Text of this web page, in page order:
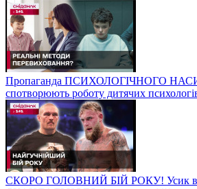
Пропаганда ПСИХОЛОГІЧНОГО
спотворюють роботу дитячих
СКОРО ГОЛОВНИЙ БІЙ РОКУ! Усик